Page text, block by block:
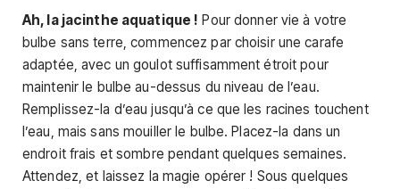
Ah, la jacinthe aquatique ! Pour donner vie à votre
bulbe sans terre, commencez par choisir une carafe
adaptée, avec un goulot suffisamment étroit pour
maintenir le bulbe au-dessus du niveau de l’eau.
Remplissez-la d’eau jusqu’à ce que les racines touchent
l’eau, mais sans mouiller le bulbe. Placez-la dans un
endroit frais et sombre pendant quelques semaines.
Attendez, et laissez la magie opérer ! Sous quelques